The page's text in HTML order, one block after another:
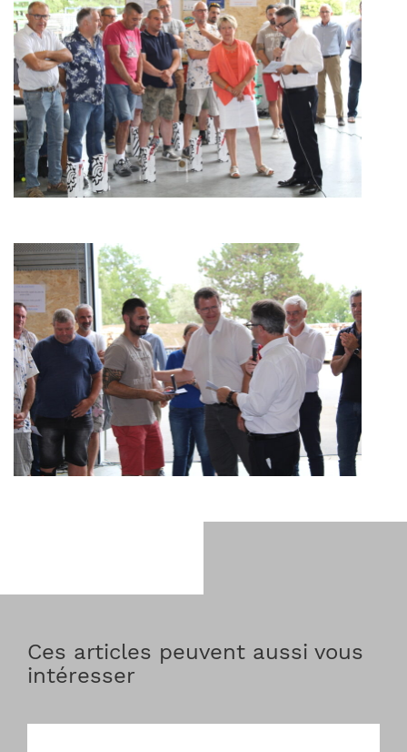
Ces articles peuvent aussi vous
intéresser